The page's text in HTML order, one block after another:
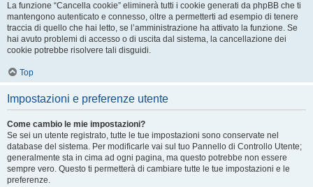
La funzione “Cancella cookie” eliminerà tutti i cookie generati da phpBB che ti
mantengono autenticato e connesso, oltre a permetterti ad esempio di tenere
traccia di quello che hai letto, se l’amministrazione ha attivato la funzione. Se
hai avuto problemi di accesso o di uscita dal sistema, la cancellazione dei
cookie potrebbe risolvere tali disguidi.
Top
Impostazioni e preferenze utente
Come cambio le mie impostazioni?
Se sei un utente registrato, tutte le tue impostazioni sono conservate nel
database del sistema. Per modificarle vai sul tuo Pannello di Controllo Utente;
generalmente sta in cima ad ogni pagina, ma questo potrebbe non essere
sempre vero. Questo ti permetterà di cambiare tutte le tue impostazioni e le
preferenze.